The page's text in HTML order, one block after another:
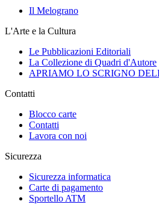
Il Melograno
L'Arte e la Cultura
Le Pubblicazioni Editoriali
La Collezione di Quadri d'Autore
APRIAMO LO SCRIGNO
Contatti
Blocco carte
Contatti
Lavora con noi
Sicurezza
Sicurezza informatica
Carte di pagamento
Sportello ATM